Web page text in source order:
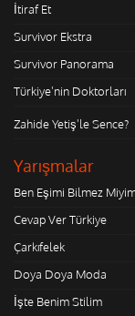
İtiraf Et
Survivor Ekstra
Survivor Panorama
Türkiye'nin Doktorları
Zahide Yetiş'le Sence?
Yarışmalar
Ben Eşimi Bilmez
Cevap Ver Türkiye
Çarkıfelek
Doya Doya Moda
İşte Benim Stilim